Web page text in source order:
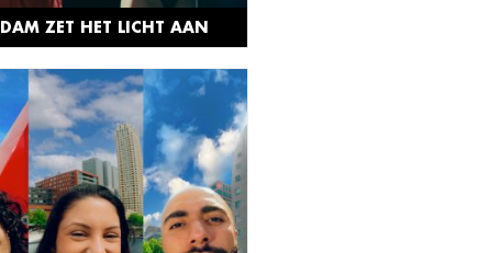
ZET HET LICHT AAN